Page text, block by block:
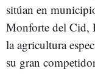
sitúan en
Monforte del Cid,
la agricultura
su gran